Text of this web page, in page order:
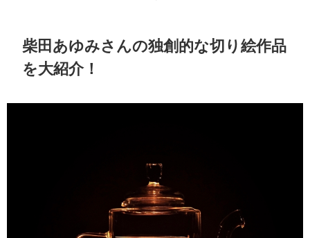
柴田あゆみさんの独創的な切り絵作品
を大紹介！